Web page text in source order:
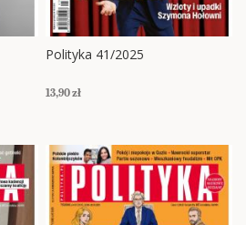
Polityka 41/2025
13,90 zł